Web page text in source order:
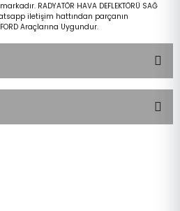
RADYATÖR HAVA DEFLEKTÖRÜ SAĞ
iletişim hattından parçanın
Araçlarına Uygundur.